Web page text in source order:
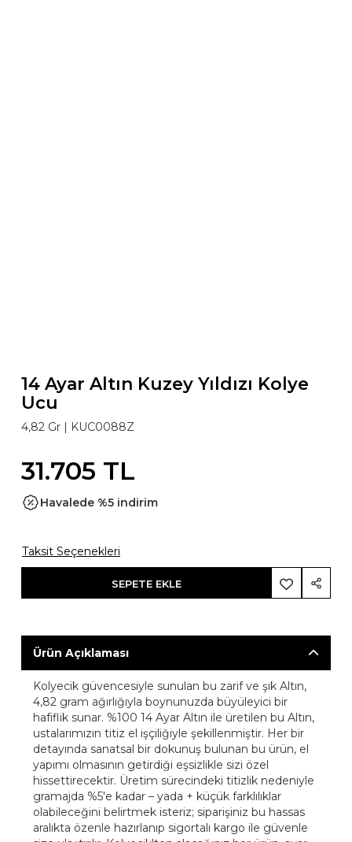
14 Ayar Altın Kuzey Yıldızı Kolye
Ucu
4,82 Gr | KUC0088Z
31.705 TL
Havalede %5 indirim
Taksit Seçenekleri
SEPETE EKLE
Ürün Açıklaması
Kolyecik güvencesiyle sunulan bu zarif ve şık Altın,
4,82 gram ağırlığıyla boynunuzda büyüleyici bir
hafiflik sunar. %100 14 Ayar Altın ile üretilen bu Altın,
ustalarımızın titiz el işçiliğiyle şekillenmiştir. Her bir
detayında sanatsal bir dokunuş bulunan bu ürün, el
yapımı olmasının getirdiği eşsizlikle sizi özel
hissettirecektir. Üretim sürecindeki titizlik nedeniyle
gramajda %5'e kadar – yada + küçük farklılıklar
olabileceğini belirtmek isteriz; siparişiniz bu hassas
aralıkta özenle hazırlanıp sigortalı kargo ile güvenle